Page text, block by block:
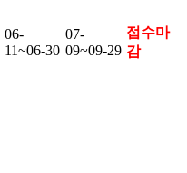
06-
11~06-30
07-
09~09-29
접수마
감